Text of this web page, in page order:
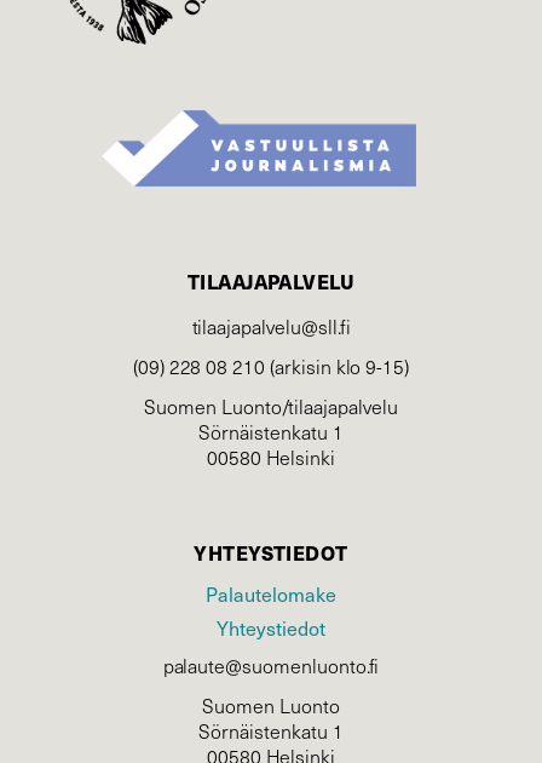
TILAAJAPALVELU
tilaajapalvelu@sll.fi
(09) 228 08 210 (arkisin klo 9-15)
Suomen Luonto/tilaajapalvelu
Sörnäistenkatu 1
00580 Helsinki
YHTEYSTIEDOT
Palautelomake
Yhteystiedot
palaute@suomenluonto.fi
Suomen Luonto
Sörnäistenkatu 1
00580 Helsinki